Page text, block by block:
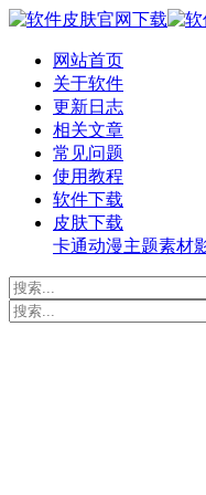
网站首页
关于软件
更新日志
相关文章
常见问题
使用教程
软件下载
皮肤下载
卡通动漫主题素材